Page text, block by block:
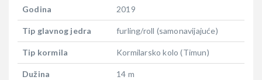
Godina 2019
Tip glavnog jedra furling/roll (samonavijajuće)
Tip kormila Kormilarsko kolo (Timun)
Dužina 14 m